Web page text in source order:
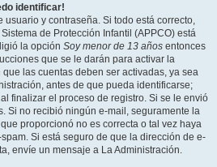
identificar!
usuario y contraseña. Si todo está correcto,
de Protección Infantil (APPCO) está
la opción Soy menor de 13 años entonces
que se le darán para activar la
las cuentas deben ser activadas, ya sea
antes de que pueda identificarse;
finalizar el proceso de registro. Si se le envió
Si no recibió ningún e-mail, seguramente la
proporcionó no es correcta o tal vez haya
Si está seguro de que la dirección de e-
envíe un mensaje a La Administración.